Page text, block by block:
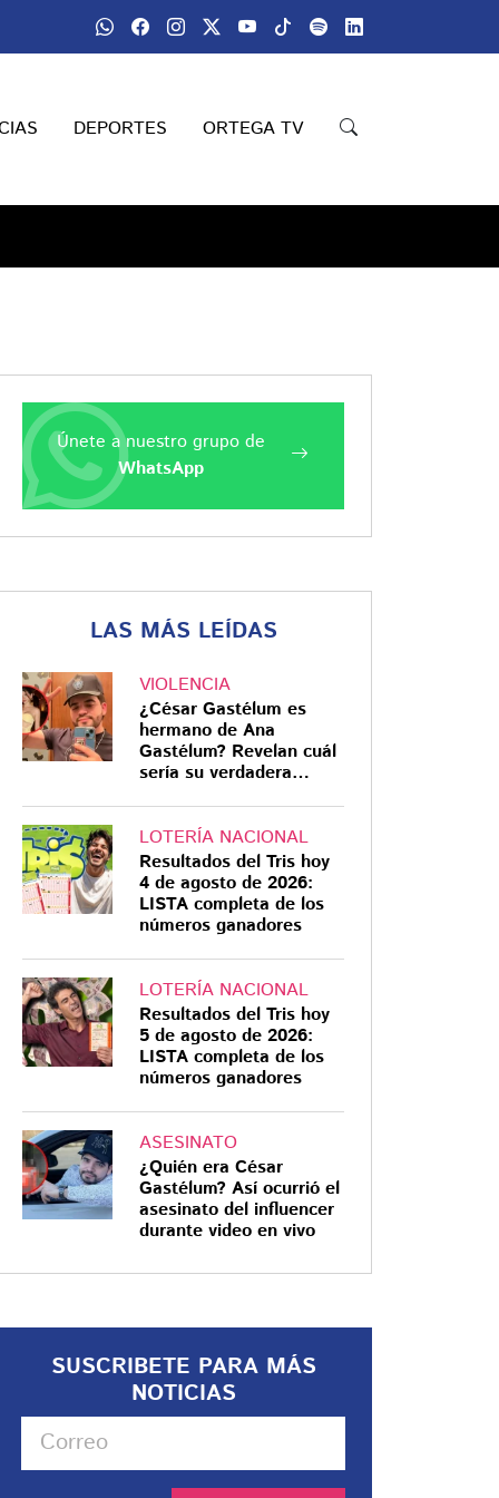
DEPORTES ORTEGA TV
Únete a nuestro grupo de
WhatsApp
LAS MÁS LEÍDAS
VIOLENCIA
¿César Gastélum es
hermano de Ana
Gastélum? Revelan cuál
sería su verdadera
LOTERÍA NACIONAL
Resultados del Tris hoy
4 de agosto de 2026:
LISTA completa de los
números ganadores
LOTERÍA NACIONAL
Resultados del Tris hoy
5 de agosto de 2026:
LISTA completa de los
números ganadores
ASESINATO
¿Quién era César
Gastélum? Así ocurrió el
asesinato del influencer
durante video en vivo
SUSCRIBETE PARA MÁS
NOTICIAS